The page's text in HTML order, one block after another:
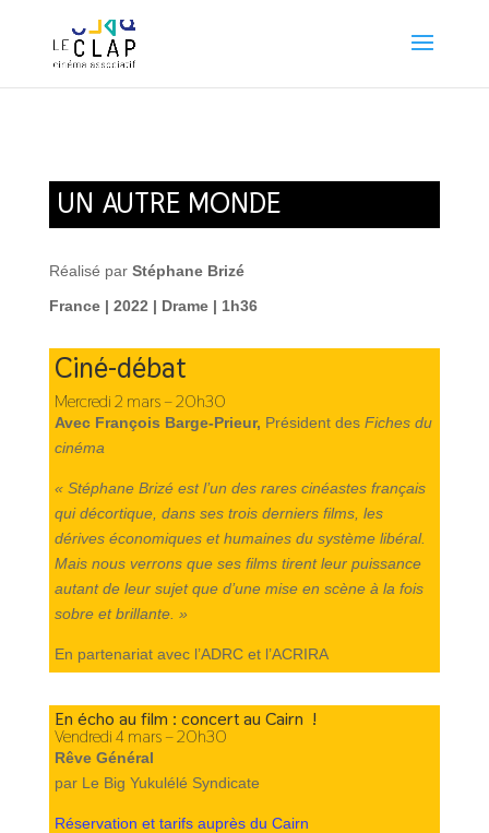
UN AUTRE MONDE
Réalisé par Stéphane Brizé
France | 2022 | Drame | 1h36
Ciné-débat
Mercredi 2 mars – 20h30
Avec François Barge-Prieur, Président des Fiches du
cinéma
« Stéphane Brizé est l’un des rares cinéastes français
qui décortique, dans ses trois derniers films, les
dérives économiques et humaines du système libéral.
Mais nous verrons que ses films tirent leur puissance
autant de leur sujet que d’une mise en scène à la fois
sobre et brillante. »
En partenariat avec l’ADRC et l’ACRIRA
En écho au film : concert au Cairn !
Vendredi 4 mars – 20h30
Rêve Général
par Le Big Yukulélé Syndicate
Réservation et tarifs auprès du Cairn